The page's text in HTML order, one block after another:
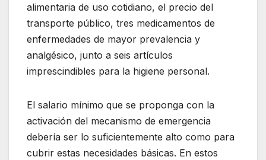
alimentaria de uso cotidiano, el precio del
transporte público, tres medicamentos de
enfermedades de mayor prevalencia y
analgésico, junto a seis artículos
imprescindibles para la higiene personal.
El salario mínimo que se proponga con la
activación del mecanismo de emergencia
debería ser lo suficientemente alto como para
cubrir estas necesidades básicas. En estos